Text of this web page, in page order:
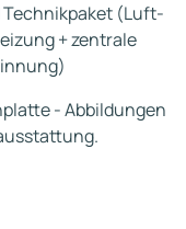
(Luft-
+ zentrale
- Abbildungen